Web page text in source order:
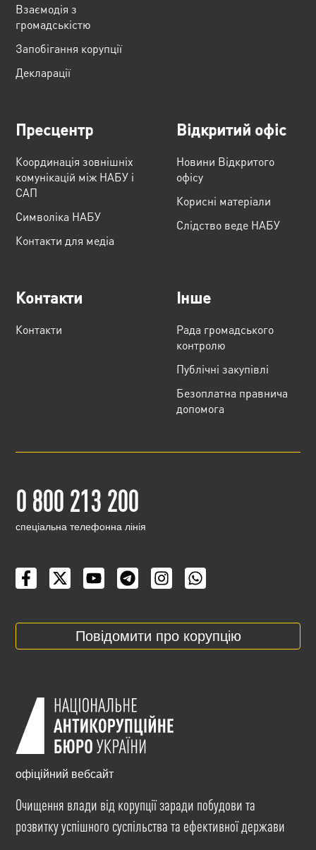
Взаємодія з
громадськістю
Запобігання корупції
Декларації
Пресцентр
Координація зовнішніх
комунікацій між НАБУ і
САП
Cимволіка НАБУ
Контакти для медіа
Відкритий офіс
Новини Відкритого
офісу
Корисні матеріали
Слідство веде НАБУ
Контакти
Контакти
Інше
Рада громадського
контролю
Публічні закупівлі
Безоплатна правнича
допомога
0 800 213 200
cпеціальна телефонна лінія
Повідомити про корупцію
офіційний вебсайт
Очищення влади від корупції заради побудови та
розвитку успішного суспільства та ефективної держави